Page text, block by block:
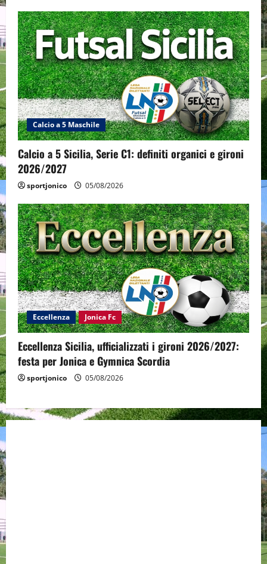
Calcio a 5 Maschile
Calcio a 5 Sicilia, Serie C1: definiti organici e gironi
2026/2027
sportjonico 05/08/2026
Eccellenza Jonica Fc
Eccellenza Sicilia, ufficializzati i gironi 2026/2027:
festa per Jonica e Gymnica Scordia
sportjonico 05/08/2026